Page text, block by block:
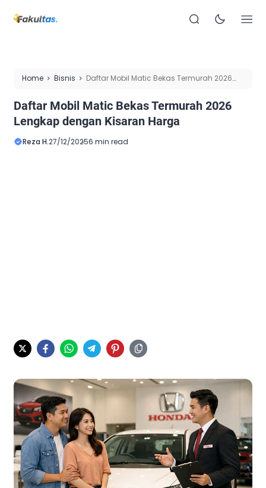
Home Bisnis
Daftar Mobil Matic Bekas Termurah 2026
Daftar Mobil Matic Bekas Termurah 2026
Lengkap dengan Kisaran Harga
Reza H.27/12/20256 min read